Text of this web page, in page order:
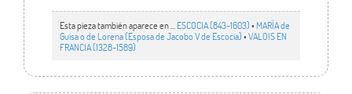
Esta pieza también aparece en ... ESCOCIA (843-1603)• MARÍA de
Guisa o de Lorena (Esposa de Jacobo V de Escocia)•VALOIS EN
FRANCIA (1328-1589)